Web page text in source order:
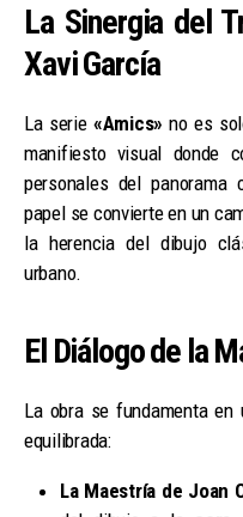
La Sinergia del
Xavi García
La serie «Amics» no es
manifiesto visual donde
personales del panorama
papel se convierte en un
la herencia del dibujo
urbano.
El Diálogo de la
La obra se fundamenta
equilibrada:
La Maestría de Joan